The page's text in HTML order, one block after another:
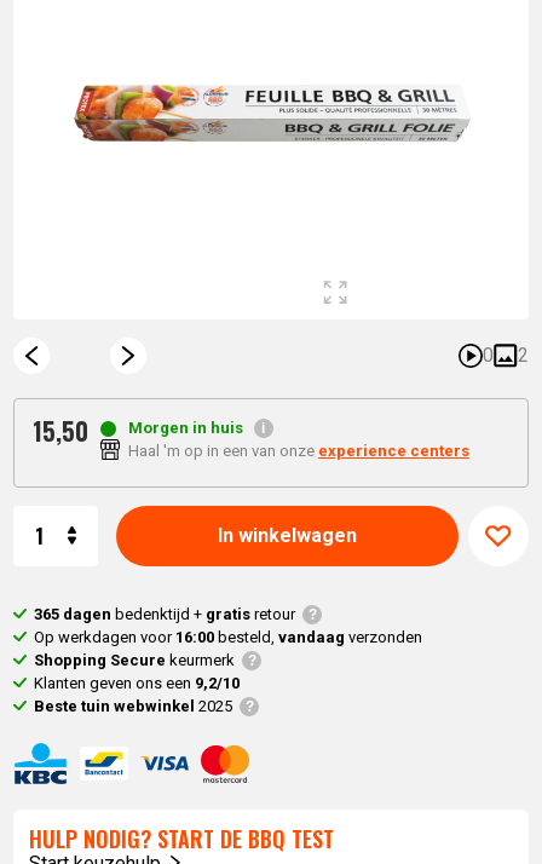
0 2
15,50
Morgen in huis
Haal 'm op in een van onze experience centers
In winkelwagen
365 dagen bedenktijd + gratisretour
Op werkdagen voor 16:00 besteld,vandaag verzonden
Shopping Secure keurmerk
Klanten geven ons een 9,2/10
Beste tuin webwinkel 2025
HULP NODIG? START DE BBQ TEST